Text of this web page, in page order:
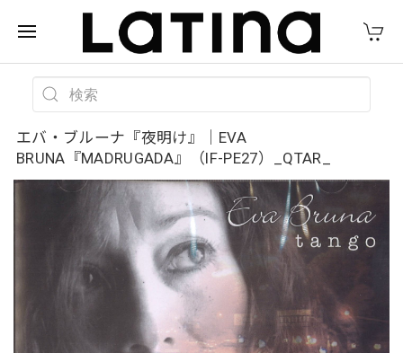
エバ・ブルーナ『夜明け』｜EVA
BRUNA『MADRUGADA』（IF-PE27）_QTAR_